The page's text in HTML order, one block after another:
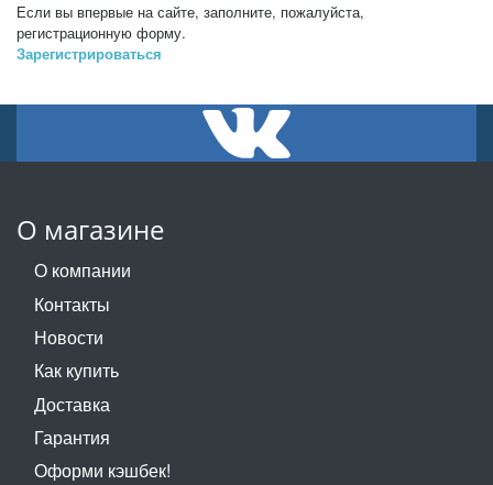
Если вы впервые на сайте, заполните, пожалуйста,
регистрационную форму.
Зарегистрироваться
О магазине
О компании
Контакты
Новости
Как купить
Доставка
Гарантия
Оформи кэшбек!